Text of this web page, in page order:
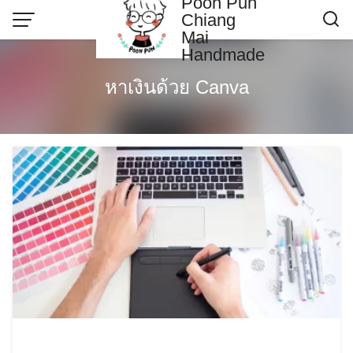
Chiang
Mai
Handmade
Poonpun Thai Clay
Sample Page
หาเงินด้วย Canva